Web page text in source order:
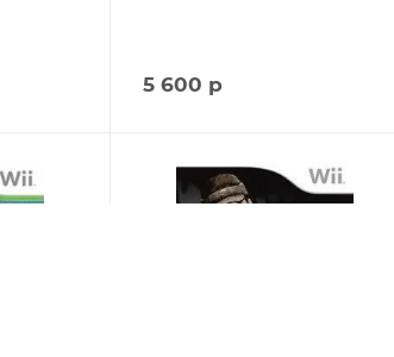
5 600 р